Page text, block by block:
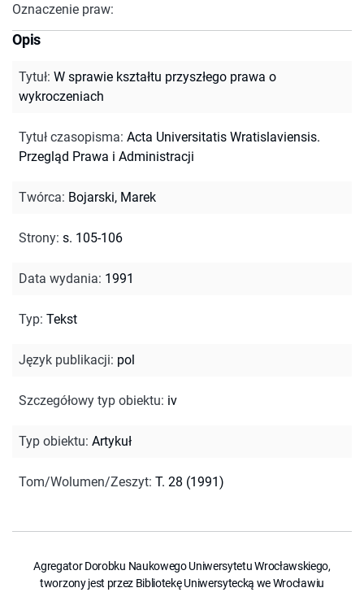
Oznaczenie praw:
Opis
Tytuł: W sprawie kształtu przyszłego prawa o
wykroczeniach
Tytuł czasopisma: Acta Universitatis Wratislaviensis.
Przegląd Prawa i Administracji
Twórca: Bojarski, Marek
Strony: s. 105-106
Data wydania: 1991
Typ: Tekst
Język publikacji: pol
Szczegółowy typ obiektu: iv
Typ obiektu: Artykuł
Tom/Wolumen/Zeszyt: T. 28 (1991)
Agregator Dorobku Naukowego Uniwersytetu Wrocławskiego,
tworzony jest przez Bibliotekę Uniwersytecką we Wrocławiu